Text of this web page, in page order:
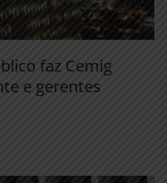
faz Cemig
e gerentes